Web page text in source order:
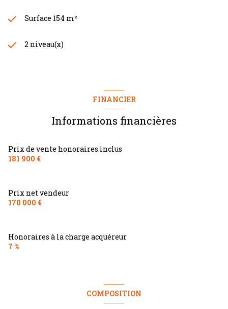
Surface 154 m²
2 niveau(x)
FINANCIER
Informations financières
Prix de vente honoraires inclus
181 900 €
Prix net vendeur
170 000 €
Honoraires à la charge acquéreur
7 %
COMPOSITION